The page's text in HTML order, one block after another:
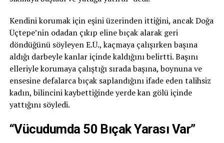
Kendini korumak için eşini üzerinden ittiğini, ancak Doğa
Üçtepe’nin odadan çıkıp eline bıçak alarak geri
döndüğünü söyleyen E.Ü., kaçmaya çalışırken başına
aldığı darbeyle kanlar içinde kaldığını belirtti. Başını
elleriyle korumaya çalıştığı sırada başına, boynuna ve
ensesine defalarca bıçak saplandığını ifade eden talihsiz
kadın, bilincini kaybettiğinde yerde kan gölü içinde
yattığını söyledi.
“Vücudumda 50 Bıçak Yarası Var”